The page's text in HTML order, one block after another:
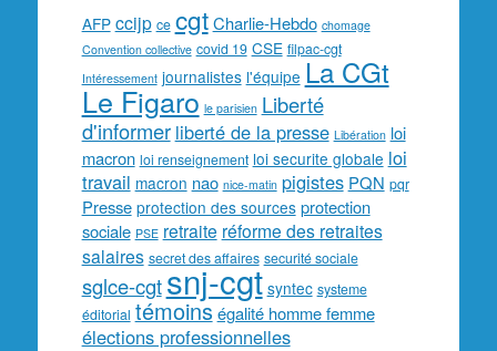
AFP ccijp ce cgt Charlie-Hebdo chomage
Convention collective covid 19 CSE filpac-cgt
Intéressement journalistes l'équipe La CGt
Le Figaro le parisien Liberté
d'informer liberté de la presse Libération loi
macron loi renseignement loi securite globale loi
travail macron nao nice-matin pigistes PQN pqr
Presse protection des sources protection
sociale PSE retraite réforme des retraites
salaires secret des affaires securité sociale
sglce-cgtsnj-cgt syntec systeme
éditorial témoins égalité homme femme
élections professionnelles